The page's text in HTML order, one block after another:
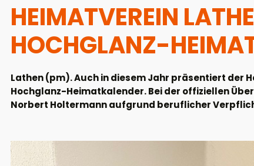
HEIMATVEREIN
HOCHGLANZ-
Lathen (pm). Auch in diesem Jahr präsentiert der
Hochglanz-Heimatkalender. Bei der offiziellen
Norbert Holtermann aufgrund beruflicher